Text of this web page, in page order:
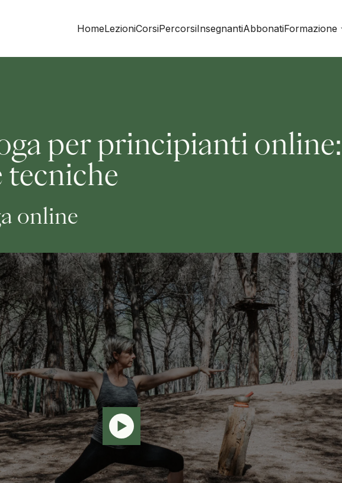
HomeLezioniCorsiPercorsiInsegnantiAbbonatiFormazione
per principianti online:
tecniche
online